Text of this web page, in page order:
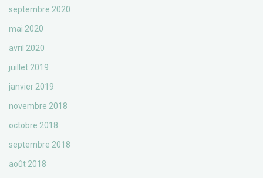
septembre 2020
mai 2020
avril 2020
juillet 2019
janvier 2019
novembre 2018
octobre 2018
septembre 2018
août 2018